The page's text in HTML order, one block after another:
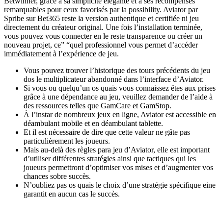
remarquables pour ceux favorisés par la possibility. Aviator par
Spribe sur Bet365 reste la version authentique et certifiée ni jeu
directement du créateur original. Une fois l’installation terminée,
vous pouvez vous connecter en le reste transparence ou créer un
nouveau projet, ce” “quel professionnel vous permet d’accéder
immédiatement à l’expérience de jeu.
Vous pouvez trouver l’historique des tours précédents du jeu
dos le multiplicateur abandonné dans l’interface d’Aviator.
Si vous ou quelqu’un os quais vous connaissez êtes aux prises
grâce à une dépendance au jeu, veuillez demander de l’aide à
des ressources telles que GamCare et GamStop.
À l’instar de nombreux jeux en ligne, Aviator est accessible en
déambulant mobile et en déambulant tablette.
Et il est nécessaire de dire que cette valeur ne gâte pas
particulièrement les joueurs.
Mais au-delà des règles para jeu d’Aviator, elle est important
d’utiliser différentes stratégies ainsi que tactiques qui les
joueurs permettront d’optimiser vos mises et d’augmenter vos
chances sobre succès.
N’oubliez pas os quais le choix d’une stratégie spécifique eine
garantit en aucun cas le succès.